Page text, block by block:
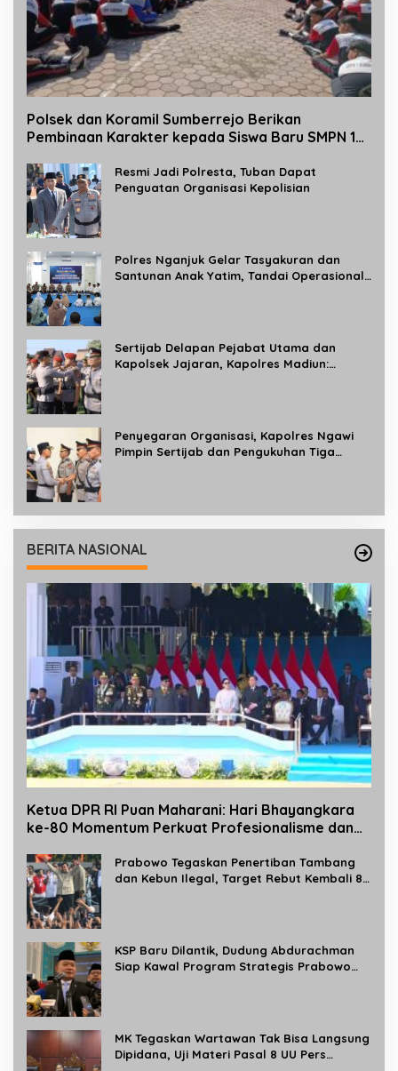
Polsek dan Koramil Sumberrejo Berikan
Pembinaan Karakter kepada Siswa Baru SMPN 1
Resmi Jadi Polresta, Tuban Dapat
Penguatan Organisasi Kepolisian
Polres Nganjuk Gelar Tasyakuran dan
Santunan Anak Yatim, Tandai Operasional
Sertijab Delapan Pejabat Utama dan
Kapolsek Jajaran, Kapolres Madiun:
Penyegaran Organisasi, Kapolres Ngawi
Pimpin Sertijab dan Pengukuhan Tiga
BERITA NASIONAL
Ketua DPR RI Puan Maharani: Hari Bhayangkara
ke-80 Momentum Perkuat Profesionalisme dan
Prabowo Tegaskan Penertiban Tambang
dan Kebun Ilegal, Target Rebut Kembali 8
KSP Baru Dilantik, Dudung Abdurachman
Siap Kawal Program Strategis Prabowo
MK Tegaskan Wartawan Tak Bisa Langsung
Dipidana, Uji Materi Pasal 8 UU Pers